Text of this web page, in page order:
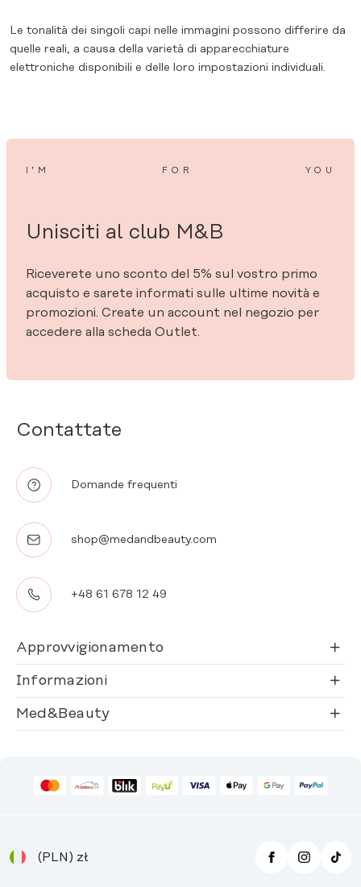
Le tonalità dei singoli capi nelle immagini possono differire da
quelle reali, a causa della varietà di apparecchiature
elettroniche disponibili e delle loro impostazioni individuali.
Contattate
Domande frequenti
shop@medandbeauty.com
+48 61 678 12 49
Approvvigionamento
Informazioni
Med&Beauty
I’M FOR YOU
Unisciti al club M&B
Riceverete uno sconto del 5% sul vostro primo
acquisto e sarete informati sulle ultime novità e
promozioni. Create un account nel negozio per
accedere alla scheda Outlet.
(PLN) zł